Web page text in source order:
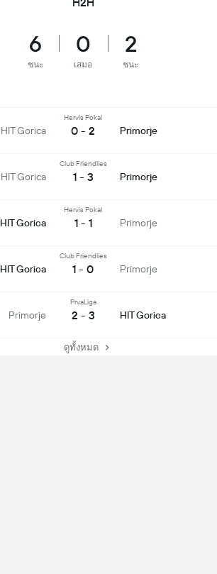
6
ชนะ
0
เสมอ
2
ชนะ
HIT Gorica
Hervis Pokal
0 - 2 Primorje
HIT Gorica
Club Friendlies
1 - 3 Primorje
HIT Gorica
Hervis Pokal
1 - 1 Primorje
HIT Gorica
Club Friendlies
1 - 0 Primorje
Primorje
PrvaLiga
2 - 3 HIT Gorica
ดูทั้งหมด